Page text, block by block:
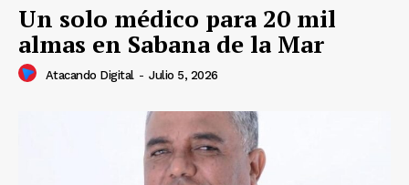
Un solo médico para 20 mil
almas en Sabana de la Mar
Atacando Digital - Julio 5, 2026